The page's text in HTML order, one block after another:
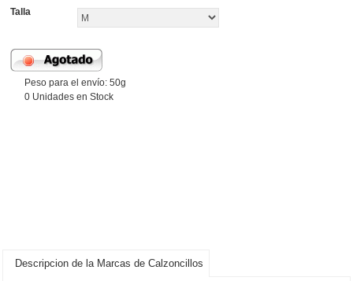
Talla
Peso para el envío: 50g
0 Unidades en Stock
Descripcion de la Marcas de Calzoncillos